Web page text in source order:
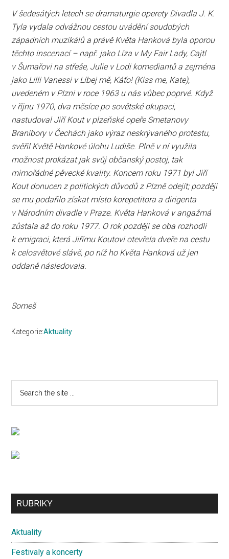
V šedesátých letech se dramaturgie operety Divadla J. K.
Tyla vydala odvážnou cestou uvádění soudobých
západních muzikálů a právě Květa Hanková byla oporou
těchto inscenací – např. jako Líza v My Fair Lady, Cajtl
v Šumařovi na střeše, Julie v Lodi komediantů a zejména
jako Lilli Vanessi v Líbej mě, Káťo! (Kiss me, Kate),
uvedeném v Plzni v roce 1963 u nás vůbec poprvé. Když
v říjnu 1970, dva měsíce po sovětské okupaci,
nastudoval Jiří Kout v plzeňské opeře Smetanovy
Branibory v Čechách jako výraz neskrývaného protestu,
svěřil Květě Hankové úlohu Ludiše. Plně v ní využila
možnost prokázat jak svůj občanský postoj, tak
mimořádné pěvecké kvality. Koncem roku 1971 byl Jiří
Kout donucen z politických důvodů z Plzně odejít; později
se mu podařilo získat místo korepetitora a dirigenta
v Národním divadle v Praze. Květa Hanková v angažmá
zůstala až do roku 1977. O rok později se oba rozhodli
k emigraci, která Jiřímu Koutovi otevřela dveře na cestu
k celosvětové slávě, po níž ho Květa Hanková už jen
oddaně následovala.
Someš
Kategorie:Aktuality
Primary
Sidebar
...
Secondary
RUBRIKY
Aktuality
Festivaly a koncerty